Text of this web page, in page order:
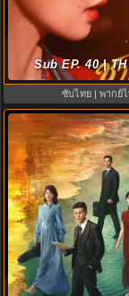
The First Jasmine ช
(2026) พากย์ไทย
Sub EP. 40 | TH
ซับไทย | พากย์
Silent Tides คลื่นลมล
9.5